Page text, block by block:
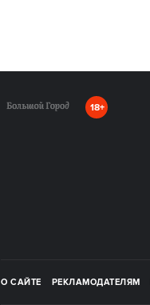
18+
О САЙТЕ РЕКЛАМОДАТЕЛЯМ